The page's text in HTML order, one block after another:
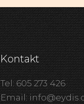
Kontakt
Tel: 605 273 426
Email: